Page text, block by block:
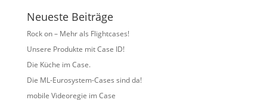
Neueste Beiträge
Rock on – Mehr als Flightcases!
Unsere Produkte mit Case ID!
Die Küche im Case.
Die ML-Eurosystem-Cases sind da!
mobile Videoregie im Case